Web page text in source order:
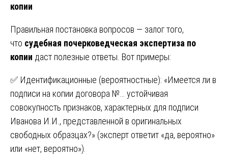
копии
Правильная постановка вопросов — залог того,
что судебная почерковедческая экспертиза по
копии даст полезные ответы. Вот примеры:
✅ Идентификационные (вероятностные): «Имеется ли в
подписи на копии договора №… устойчивая
совокупность признаков, характерных для подписи
Иванова И.И., представленной в оригинальных
свободных образцах?» (эксперт ответит «да, вероятно»
или «нет, вероятно»).